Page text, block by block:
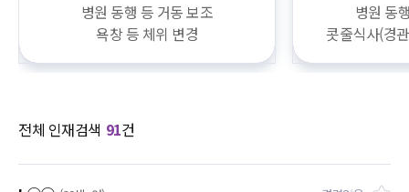
병원 동행 등 거동 보조
욕창 등 체위 변경
병원 동
콧줄식사(경
전체 인재검색 91건